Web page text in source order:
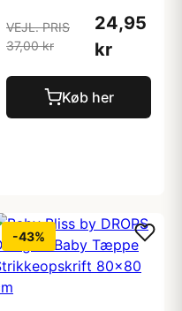
VEJL. PRIS
37,00 kr
24,95
kr
Køb her
-43%